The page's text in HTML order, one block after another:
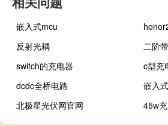
嵌入式mcu
反射光耦
二阶
switch的充电器
c型充
dcdc全桥电路
嵌入
北极星光伏网官网
45w